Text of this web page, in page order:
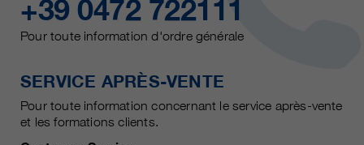
+39 0472 722111
Pour toute information d'ordre générale
SERVICE APRÈS-VENTE
Pour toute information concernant le service après-vente
et les formations clients.